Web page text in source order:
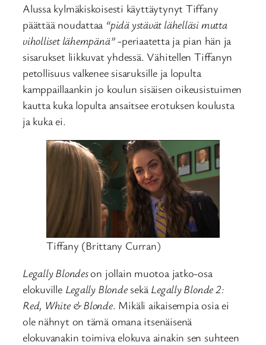
Alussa kylmäkiskoisesti käyttäytynyt Tiffany
päättää noudattaa “pidä ystävät lähelläsi mutta
viholliset lähempänä”-periaatetta ja pian hän ja
sisarukset liikkuvat yhdessä. Vähitellen Tiffanyn
petollisuus valkenee sisaruksille ja lopulta
kamppaillaankin jo koulun sisäisen oikeusistuimen
kautta kuka lopulta ansaitsee erotuksen koulusta
ja kuka ei.
Tiffany (Brittany Curran)
Legally Blondeson jollain muotoa jatko-osa
elokuville Legally Blondesekä Legally Blonde 2:
Red, White & Blonde. Mikäli aikaisempia osia ei
ole nähnyt on tämä omana itsenäisenä
elokuvanakin toimiva elokuva ainakin sen suhteen